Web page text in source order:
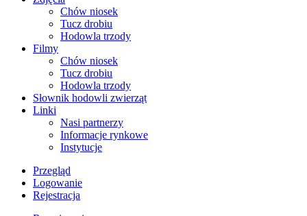
Chów niosek
Tucz drobiu
Hodowla trzody
Filmy
Chów niosek
Tucz drobiu
Hodowla trzody
Słownik hodowli zwierząt
Linki
Nasi partnerzy
Informacje rynkowe
Instytucje
Przegląd
Logowanie
Rejestracja